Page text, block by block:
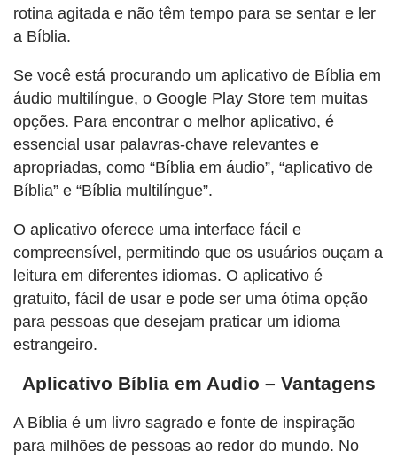
rotina agitada e não têm tempo para se sentar e ler
a Bíblia.
Se você está procurando um aplicativo de Bíblia em
áudio multilíngue, o Google Play Store tem muitas
opções. Para encontrar o melhor aplicativo, é
essencial usar palavras-chave relevantes e
apropriadas, como “Bíblia em áudio”, “aplicativo de
Bíblia” e “Bíblia multilíngue”.
O aplicativo oferece uma interface fácil e
compreensível, permitindo que os usuários ouçam a
leitura em diferentes idiomas. O aplicativo é
gratuito, fácil de usar e pode ser uma ótima opção
para pessoas que desejam praticar um idioma
estrangeiro.
Aplicativo Bíblia em Audio – Vantagens
A Bíblia é um livro sagrado e fonte de inspiração
para milhões de pessoas ao redor do mundo. No